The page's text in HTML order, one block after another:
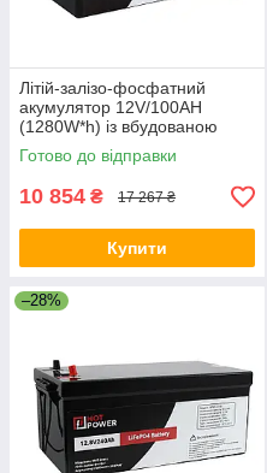
Літій-залізо-фосфатний
акумулятор 12V/100AH
(1280W*h) із вбудованою
BMS-платою
Готово до відправки
10 854 ₴ 17 267 ₴
Купити
–28%